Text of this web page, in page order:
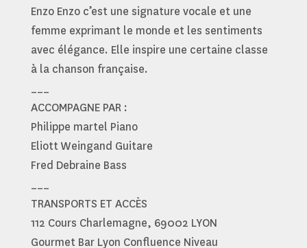
Enzo Enzo c’est une signature vocale et une
femme exprimant le monde et les sentiments
avec élégance. Elle inspire une certaine classe
à la chanson française.
ACCOMPAGNE PAR :
Philippe martel Piano
Eliott Weingand Guitare
Fred Debraine Bass
TRANSPORTS ET ACCÈS
112 Cours Charlemagne, 69002 LYON
Gourmet Bar Lyon Confluence Niveau